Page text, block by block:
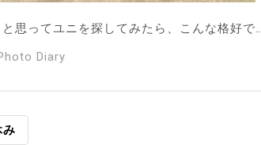
思ってユニを探してみたら、こんな格好で…
Diary
み